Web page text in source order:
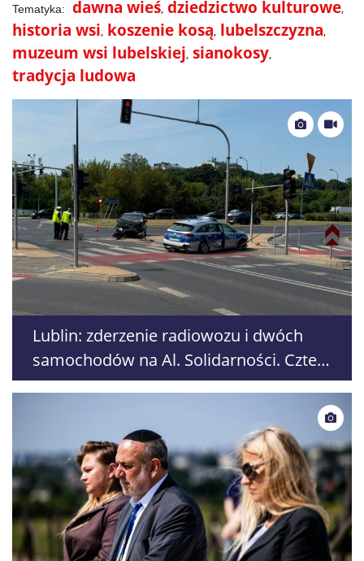
dawna wieś dziedzictwo kulturowe
historia wsi koszenie kosą lubelszczyzna
muzeum wsi lubelskiej sianokosy
tradycja ludowa
Lublin: zderzenie radiowozu i dwóch
samochodów na Al. Solidarności. Cztery
osoby poszkodowane